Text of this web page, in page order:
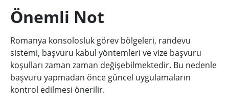
Önemli Not
Romanya konsolosluk görev bölgeleri, randevu
sistemi, başvuru kabul yöntemleri ve vize başvuru
koşulları zaman zaman değişebilmektedir. Bu nedenle
başvuru yapmadan önce güncel uygulamaların
kontrol edilmesi önerilir.